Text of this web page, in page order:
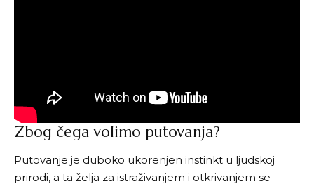
Zbog čega volimo putovanja?
Putovanje je duboko ukorenjen instinkt u ljudskoj
prirodi, a ta želja za istraživanjem i otkrivanjem se